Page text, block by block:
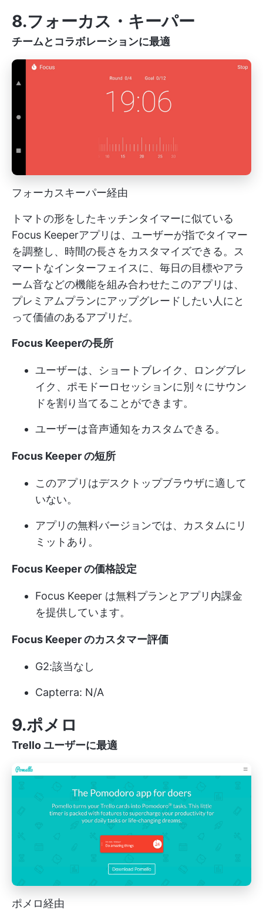
8.フォーカス・キーパー
チームとコラボレーションに最適
フォーカスキーパー経由
トマトの形をしたキッチンタイマーに似ている
Focus Keeperアプリは、ユーザーが指でタイマー
を調整し、時間の長さをカスタマイズできる。ス
マートなインターフェイスに、毎日の目標やアラ
ーム音などの機能を組み合わせたこのアプリは、
プレミアムプランにアップグレードしたい人にと
って価値のあるアプリだ。
Focus Keeperの長所
ユーザーは、ショートブレイク、ロングブレ
イク、ポモドーロセッションに別々にサウン
ドを割り当てることができます。
ユーザーは音声通知をカスタムできる。
Focus Keeper の短所
このアプリはデスクトップブラウザに適して
いない。
アプリの無料バージョンでは、カスタムにリ
ミットあり。
Focus Keeper の価格設定
Focus Keeper は無料プランとアプリ内課金
を提供しています。
Focus Keeper のカスタマー評価
G2:該当なし
Capterra: N/A
9.ポメロ
Trello ユーザーに最適
ポメロ経由